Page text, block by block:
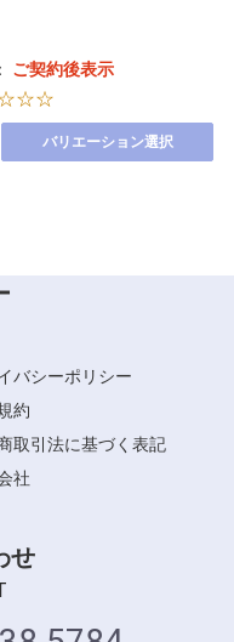
ご契約後表示
バリエーション選択
バシーポリシー
約
取引法に基づく表記
社
せ